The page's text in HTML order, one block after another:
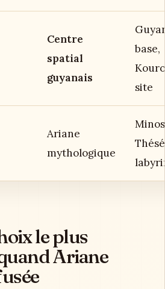
Centre
spatial
guyanais
base,
site
Ariane
mythologique
le plus
Ariane